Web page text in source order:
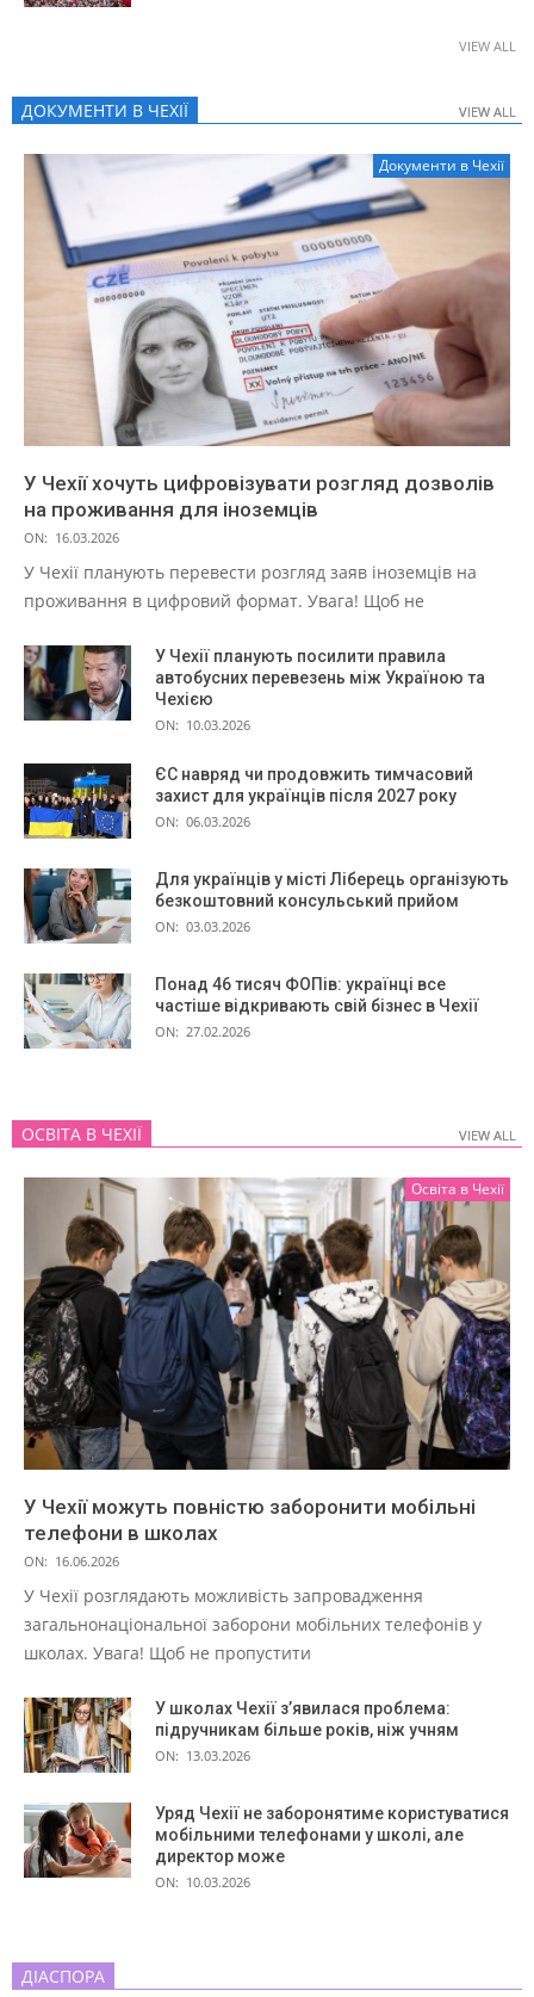
VIEW ALL
ДОКУМЕНТИ В ЧЕХІЇ VIEW ALL
Документи в Чехії
У Чехії хочуть цифровізувати розгляд дозволів
на проживання для іноземців
ON: 16.03.2026
У Чехії планують перевести розгляд заяв іноземців на
проживання в цифровий формат. Увага! Щоб не
У Чехії планують посилити правила
автобусних перевезень між Україною та
Чехією
ON: 10.03.2026
ЄС навряд чи продовжить тимчасовий
захист для українців після 2027 року
ON: 06.03.2026
Для українців у місті Ліберець організують
безкоштовний консульський прийом
ON: 03.03.2026
Понад 46 тисяч ФОПів: українці все
частіше відкривають свій бізнес в Чехії
ON: 27.02.2026
VIEW ALL
ОСВІТА В ЧЕХІЇ VIEW ALL
Освіта в Чехії
У Чехії можуть повністю заборонити мобільні
телефони в школах
ON: 16.06.2026
У Чехії розглядають можливість запровадження
загальнонаціональної заборони мобільних телефонів у
школах. Увага! Щоб не пропустити
У школах Чехії з’явилася проблема:
підручникам більше років, ніж учням
ON: 13.03.2026
Уряд Чехії не заборонятиме користуватися
мобільними телефонами у школі, але
директор може
ON: 10.03.2026
VIEW ALL
ДІАСПОРА